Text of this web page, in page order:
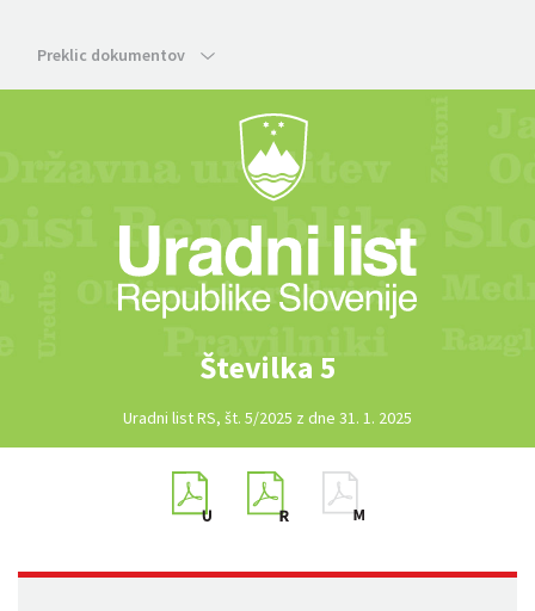
Preklic dokumentov
Številka 5
Uradni list RS, št. 5/2025 z dne 31. 1. 2025